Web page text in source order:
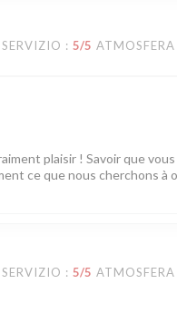
SERVIZIO : 5/5 ATMOSFERA
plaisir ! Savoir que
ce que nous cherchons à
SERVIZIO : 5/5 ATMOSFERA